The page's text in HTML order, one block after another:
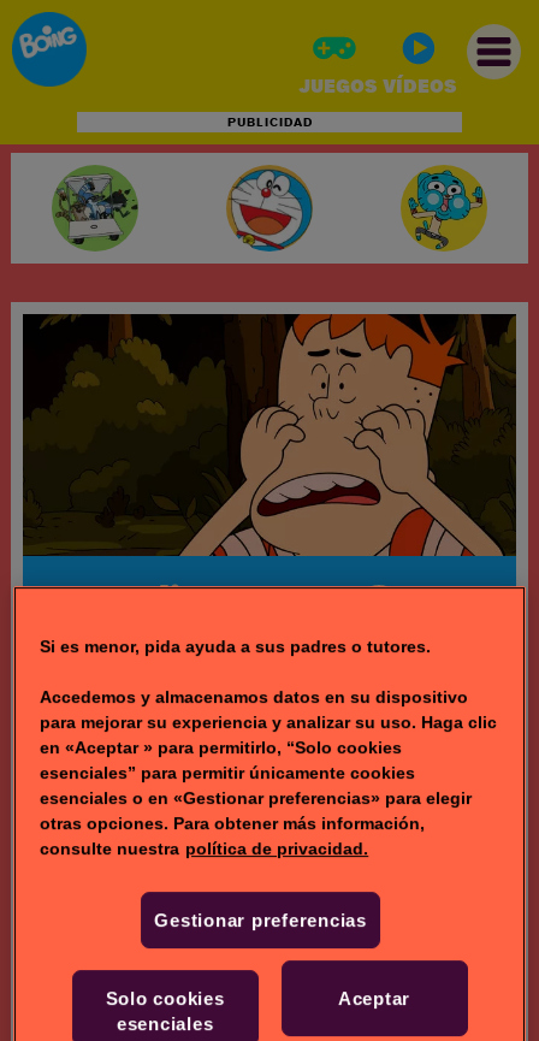
JUEGOS VÍDEOS
PUBLICIDAD
INICIO
JUEGOS
VÍDEOS
Escondite con Zeke
del cubo y desafía a
partida de escondite no
muy amistosa.
Si es menor, pida ayuda a sus padres o tutores.
Accedemos y almacenamos datos en su dispositivo
para mejorar su experiencia y analizar su uso. Haga clic
en «Aceptar » para permitirlo, “Solo cookies
esenciales” para permitir únicamente cookies
esenciales o en «Gestionar preferencias» para elegir
otras opciones. Para obtener más información,
consulte nuestra política de privacidad.
Gestionar preferencias
Solo cookies
esenciales
Aceptar